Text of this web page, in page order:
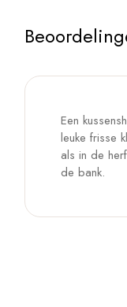
Een
leuke frisse
als in de
de bank.